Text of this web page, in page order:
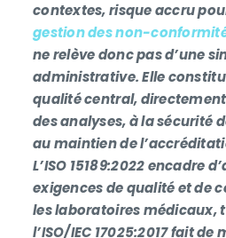
FR
contextes, risque accru
gestion des non-
ne relève donc pas d’une
administrative. Elle
qualité central,
des analyses, à la sécurité
au maintien de
L’ISO 15189:2022 encadre
exigences de qualité et de
les laboratoires médicaux,
l’ISO/IEC 17025:2017 fait de